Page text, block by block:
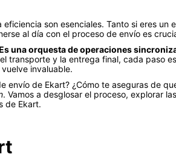
son esenciales. Tanto si eres un
al día con el proceso de envío es
una orquesta de operaciones
transporte y la entrega final, cada paso
invaluable.
envío de Ekart? ¿Cómo te aseguras de
. Vamos a desglosar el proceso, explorar
de Ekart.